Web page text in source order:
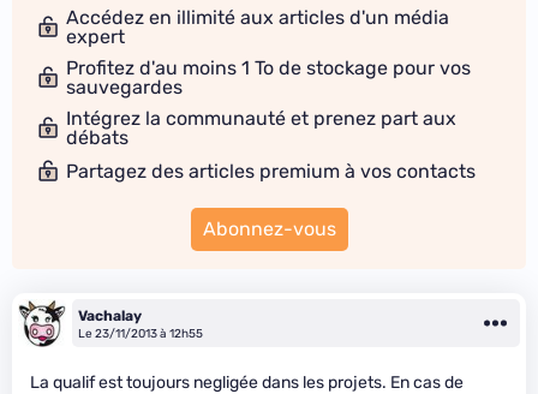
Accédez en illimité aux articles d'un média
expert
Profitez d'au moins 1 To de stockage pour vos
sauvegardes
Intégrez la communauté et prenez part aux
débats
Partagez des articles premium à vos contacts
Abonnez-vous
Vachalay
Le 23/11/2013 à 12h55
La qualif est toujours negligée dans les projets. En cas de